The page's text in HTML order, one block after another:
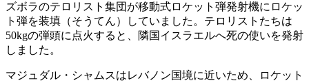
ズボラのテロリスト集団が移動式ロケット弾発射機にロケッ
ト弾を装填（そうてん）していました。テロリストたちは
50kgの弾頭に点火すると、隣国イスラエルへ死の使いを発射
しました。
マジュダル・シャムスはレバノン国境に近いため、ロケット